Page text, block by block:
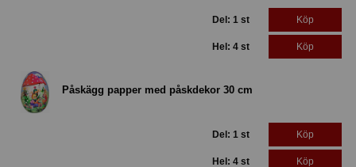
Del: 1 st Köp
Hel: 4 st Köp
Påskägg papper med påskdekor 30 cm
Del: 1 st Köp
Hel: 4 st Köp